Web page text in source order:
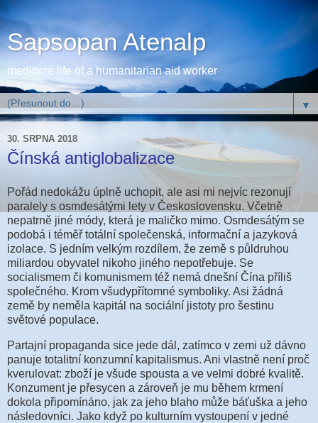
Sapsopan Atenalp
mediocre life of a humanitarian aid worker
▼
30. SRPNA 2018
Čínská antiglobalizace
Pořád nedokážu úplně uchopit, ale asi mi nejvíc rezonují
paralely s osmdesátými lety v Československu. Včetně
nepatrně jiné módy, která je maličko mimo. Osmdesátým se
podobá i téměř totální společenská, informační a jazyková
izolace. S jedním velkým rozdílem, že země s půldruhou
miliardou obyvatel nikoho jiného nepotřebuje. Se
socialismem či komunismem též nemá dnešní Čína příliš
společného. Krom všudypřítomné symboliky. Asi žádná
země by neměla kapitál na sociální jistoty pro šestinu
světové populace.
Partajní propaganda sice jede dál, zatímco v zemi už dávno
panuje totalitní konzumní kapitalismus. Ani vlastně není proč
kverulovat: zboží je všude spousta a ve velmi dobré kvalitě.
Konzument je přesycen a zároveň je mu během krmení
dokola připomínáno, jak za jeho blaho může báťuška a jeho
následovníci. Jako když po kulturním vystoupení v jedné